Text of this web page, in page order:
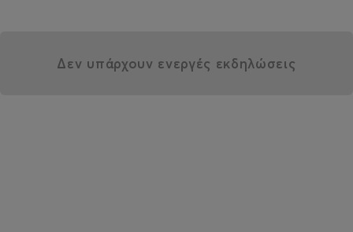
Δεν υπάρχουν ενεργές εκδηλώσεις